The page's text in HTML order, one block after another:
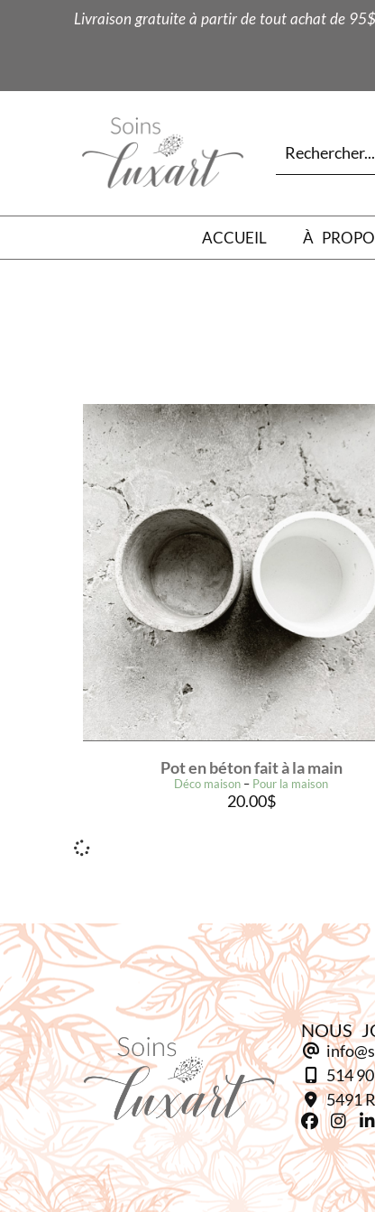
Livraison gratuite à partir de tout achat de
ACCUEIL À
Pot en béton fait à la main
Déco maison – Pour la maison
20.00$
NOUS
514
5491